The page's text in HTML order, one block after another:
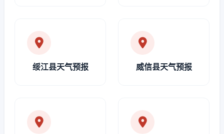
绥江县天气预报 威信县天气预报